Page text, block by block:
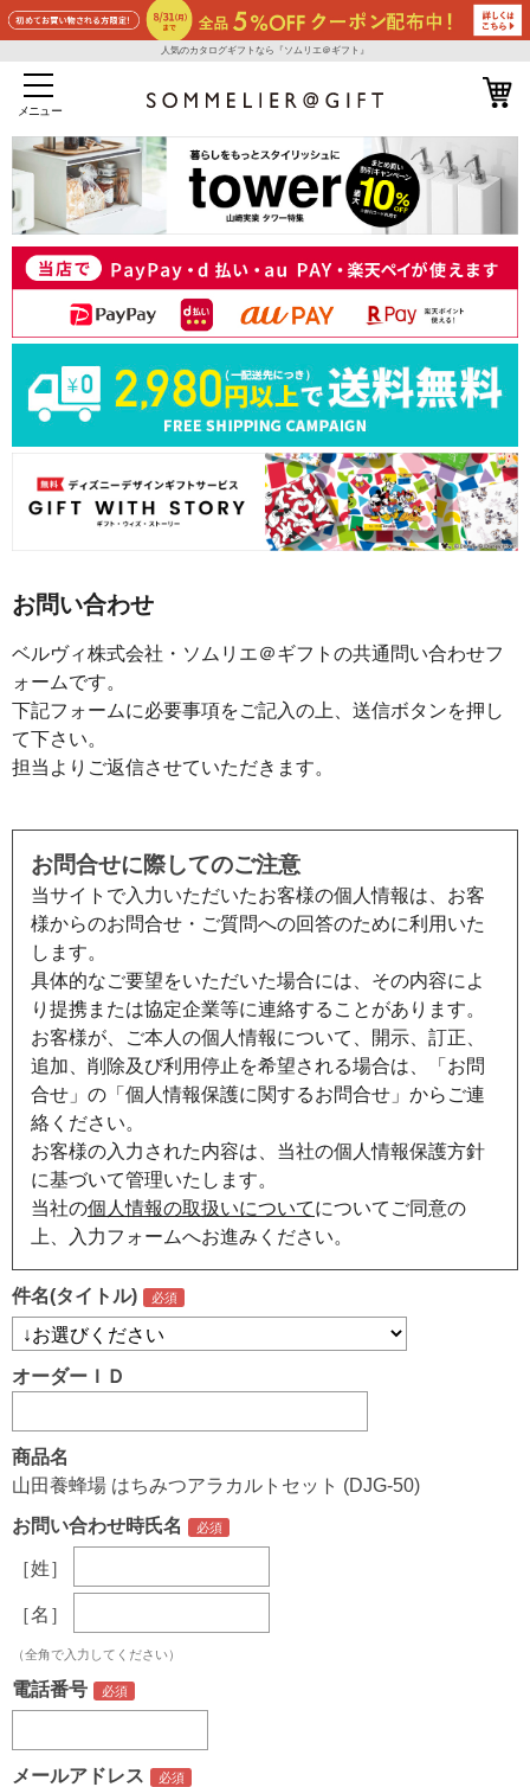
人気のカタログギフトなら『ソムリエ＠ギフト』
メニュー
お問い合わせ
ベルヴィ株式会社・ソムリエ＠ギフトの共通問い合わせフ
ォームです。
下記フォームに必要事項をご記入の上、送信ボタンを押し
て下さい。
担当よりご返信させていただきます。
お問合せに際してのご注意
当サイトで入力いただいたお客様の個人情報は、お客
様からのお問合せ・ご質問への回答のために利用いた
します。
具体的なご要望をいただいた場合には、その内容によ
り提携または協定企業等に連絡することがあります。
お客様が、ご本人の個人情報について、開示、訂正、
追加、削除及び利用停止を希望される場合は、「お問
合せ」の「個人情報保護に関するお問合せ」からご連
絡ください。
お客様の入力された内容は、当社の個人情報保護方針
に基づいて管理いたします。
当社の個人情報の取扱いについてについてご同意の
上、入力フォームへお進みください。
件名(タイトル)
オーダーＩＤ
商品名
山田養蜂場 はちみつアラカルトセット (DJG-50)
お問い合わせ時氏名
［姓］
［名］
（全角で入力してください）
電話番号
メールアドレス